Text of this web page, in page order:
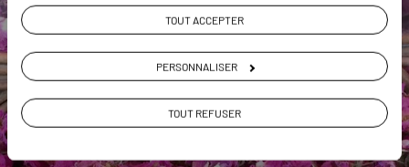
TOUT ACCEPTER
PERSONNALISER
TOUT REFUSER
Abyaneh Bagh-E-Narenjestan
Bazar royal d’Ispahan Caravansérail
Désert de Dasht-e Kavir Ispahan